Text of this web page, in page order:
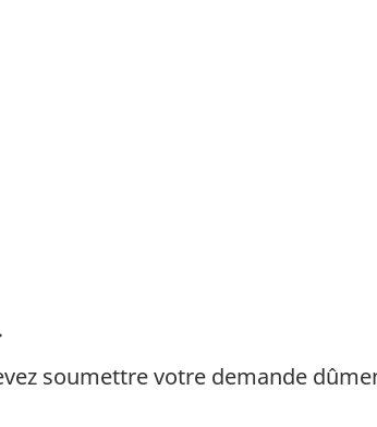
soumettre votre demande